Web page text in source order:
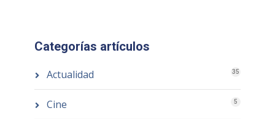
Categorías artículos
Actualidad 35
Cine 5